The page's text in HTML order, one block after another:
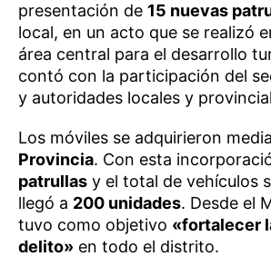
presentación de 15 nuevas
local, en un acto que se realizó
área central para el desarrollo
contó con la participación del
y autoridades locales y
Los móviles se adquirieron
Provincia. Con esta
patrullas y el total de vehículos
llegó a 200 unidades. Desde el
tuvo como objetivo «fortalecer
delito» en todo el distrito.